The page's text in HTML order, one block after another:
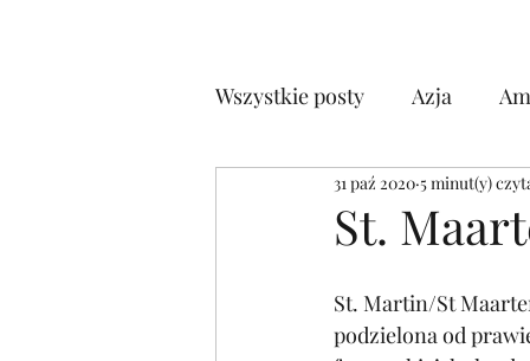
Wszystkie posty Azja
Półwysep Arabski
St.
31 paź 2020 5 minut(y)
St. Martin/St
podzielona od